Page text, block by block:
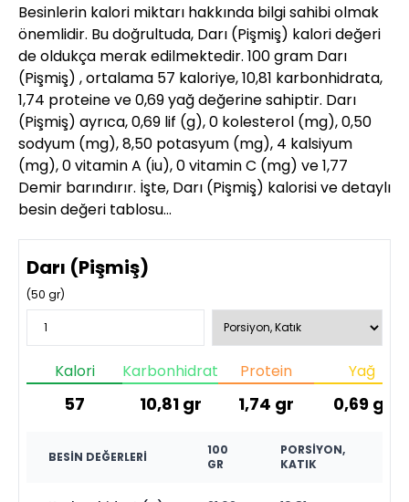
Besinlerin kalori miktarı hakkında bilgi sahibi olmak
önemlidir. Bu doğrultuda, Darı (Pişmiş) kalori değeri
de oldukça merak edilmektedir. 100 gram Darı
(Pişmiş) , ortalama 57 kaloriye, 10,81 karbonhidrata,
1,74 proteine ve 0,69 yağ değerine sahiptir. Darı
(Pişmiş) ayrıca, 0,69 lif (g), 0 kolesterol (mg), 0,50
sodyum (mg), 8,50 potasyum (mg), 4 kalsiyum
(mg), 0 vitamin A (iu), 0 vitamin C (mg) ve 1,77
Demir barındırır. İşte, Darı (Pişmiş) kalorisi ve detaylı
besin değeri tablosu…
Darı (Pişmiş)
(50 gr)
Kalori
57
Karbonhidrat
10,81gr
Protein
1,74 gr
Yağ
0,69gr
BESIN DEĞERLERI
100
GR
PORSIYON,
KATIK